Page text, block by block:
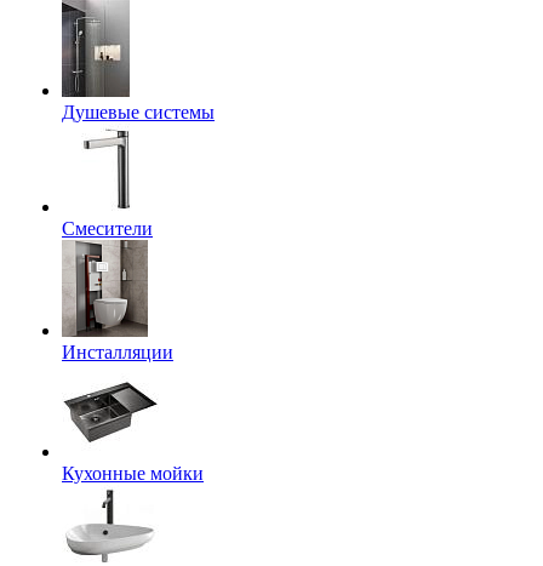
Душевые системы
Смесители
Инсталляции
Кухонные мойки